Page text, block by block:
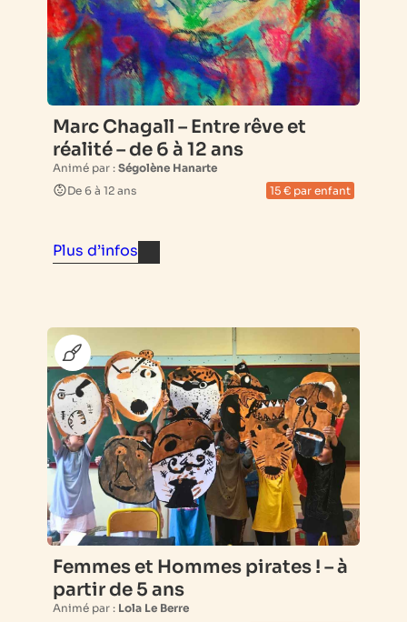
Marc Chagall – Entre rêve et
réalité – de 6 à 12 ans
Animé par : Ségolène Hanarte
De 6 à 12 ans
15 € par enfant
Plus d’infos
Femmes et Hommes pirates ! – à
partir de 5 ans
Animé par : Lola Le Berre